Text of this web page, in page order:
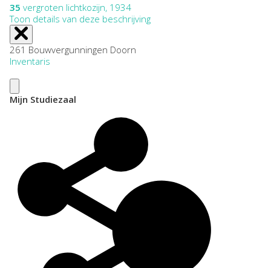
35 vergroten lichtkozijn, 1934
Toon details van deze beschrijving
261 Bouwvergunningen Doorn
Inventaris
Mijn Studiezaal